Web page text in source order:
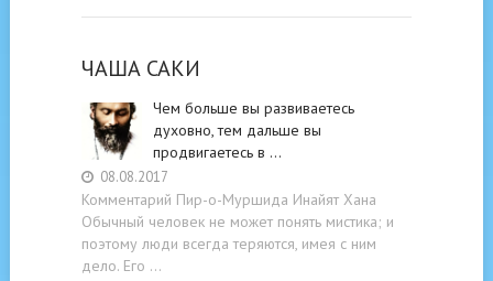
ЧАША САКИ
Чем больше вы развиваетесь
духовно, тем дальше вы
продвигаетесь в …
08.08.2017
Комментарий Пир-о-Муршида Инайят Хана
Обычный человек не может понять мистика; и
поэтому люди всегда теряются, имея с ним
дело. Его …